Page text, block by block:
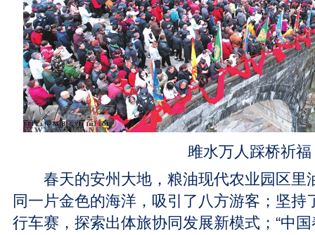
雎水万人踩桥祈福
春天的安州大地，粮油现代农业园区里
同一片金色的海洋，吸引了八方游客；坚持
行车赛，探索出体旅协同发展新模式；“中国